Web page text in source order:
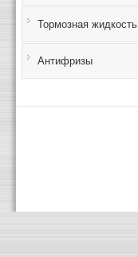
Тормозная жидкость
Антифризы